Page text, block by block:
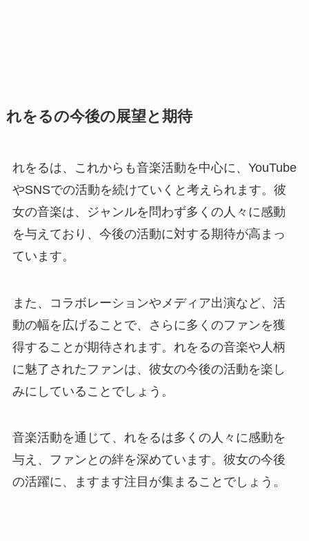
れをるの今後の展望と期待
れをるは、これからも音楽活動を中心に、YouTube
やSNSでの活動を続けていくと考えられます。彼
女の音楽は、ジャンルを問わず多くの人々に感動
を与えており、今後の活動に対する期待が高まっ
ています。
また、コラボレーションやメディア出演など、活
動の幅を広げることで、さらに多くのファンを獲
得することが期待されます。れをるの音楽や人柄
に魅了されたファンは、彼女の今後の活動を楽し
みにしていることでしょう。
音楽活動を通じて、れをるは多くの人々に感動を
与え、ファンとの絆を深めています。彼女の今後
の活躍に、ますます注目が集まることでしょう。